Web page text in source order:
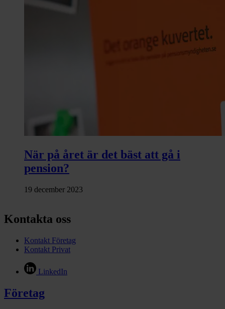
När på året är det bäst att gå i
pension?
19 december 2023
Kontakta oss
Kontakt Företag
Kontakt Privat
LinkedIn
Företag